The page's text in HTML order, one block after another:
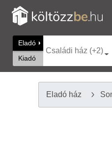
Eladó
Kiadó
Családi ház (+2)
Eladó ház